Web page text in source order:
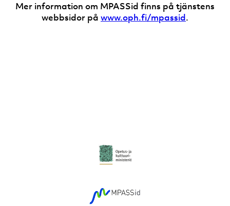
Mer information om MPASSid finns på tjänstens
webbsidor på www.oph.fi/mpassid.